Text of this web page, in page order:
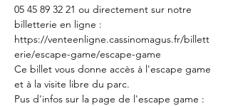
05 45 89 32 21 ou directement sur notre
billetterie en ligne :
https://venteenligne.cassinomagus.fr/billett
erie/escape-game/escape-game
Ce billet vous donne accès à l'escape game
et à la visite libre du parc.
Pus d'infos sur la page de l'escape game :